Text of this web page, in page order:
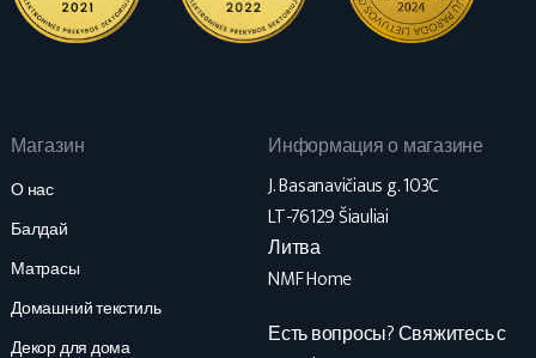
Магазин
О нас
Балдай
Матрасы
Домашний текстиль
Декор для дома
Информация о магазине
J. Basanavičiaus g. 103C
LT-76129 Šiauliai
Литва
NMF Home
Есть вопросы? Свяжитесь с